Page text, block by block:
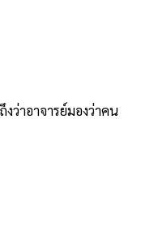
ว่าอาจารย์มองว่าคน